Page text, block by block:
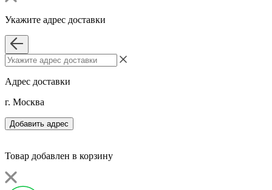
Укажите адрес доставки
Адрес доставки
г. Москва
Добавить адрес
Товар добавлен в корзину